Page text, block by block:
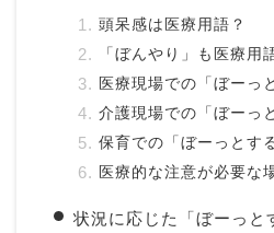
頭呆感は医療用語？
「ぼんやり」も医療用
医療現場での「ぼーっ
介護現場での「ぼーっ
保育での「ぼーっとす
医療的な注意が必要な
状況に応じた「ぼーっと